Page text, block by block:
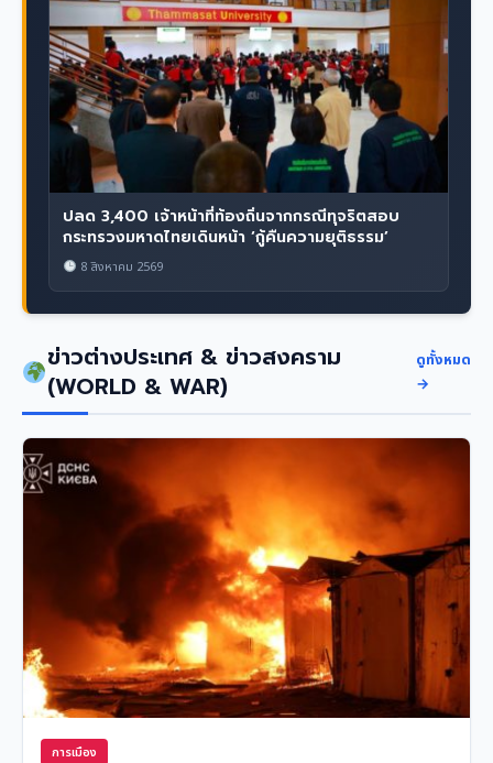
ปลด 3,400 เจ้าหน้าที่ท้องถิ่นจากกรณีทุจริตสอบ
กระทรวงมหาดไทยเดินหน้า ‘กู้คืนความยุติธรรม’
8 สิงหาคม 2569
ข่าวต่างประเทศ & ข่าวสงคราม
(WORLD & WAR)
ดูทั้งหมด
→
การเมือง